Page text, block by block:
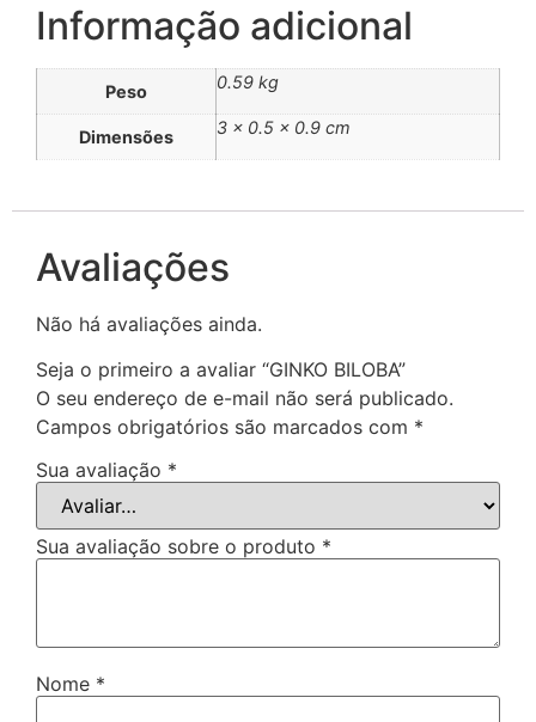
Informação adicional
Peso 0.59 kg
Dimensões 3 × 0.5 × 0.9 cm
Avaliações
Não há avaliações ainda.
Seja o primeiro a avaliar “GINKO BILOBA”
O seu endereço de e-mail não será publicado.
Campos obrigatórios são marcados com *
Sua avaliação *
Sua avaliação sobre o produto *
Nome *